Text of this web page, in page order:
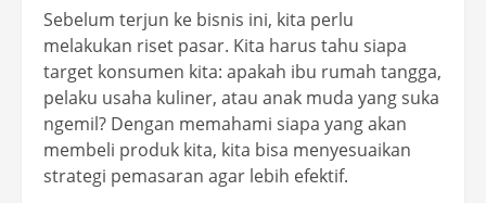
Sebelum terjun ke bisnis ini, kita perlu
melakukan riset pasar. Kita harus tahu siapa
target konsumen kita: apakah ibu rumah tangga,
pelaku usaha kuliner, atau anak muda yang suka
ngemil? Dengan memahami siapa yang akan
membeli produk kita, kita bisa menyesuaikan
strategi pemasaran agar lebih efektif.